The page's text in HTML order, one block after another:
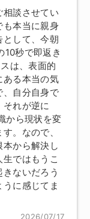
談させてい
も本当に親身
として、今朝
10秒で即返き
は、表面的
ある本当の気
、自分自身で
れが逆に
から現状を変
。なので、
から解決し
ではもうこ
ないだろう
に感じてま
2026/07/17